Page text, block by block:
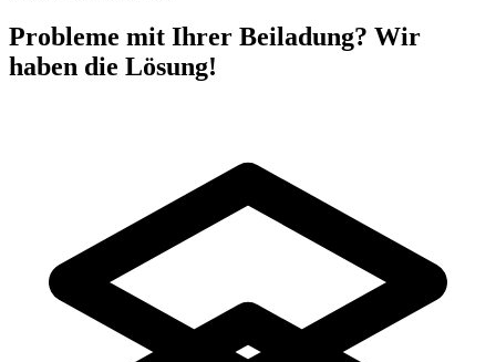
Probleme mit Ihrer Beiladung? Wir
haben die Lösung!